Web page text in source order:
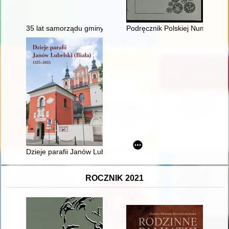
35 lat samorządu gminy Solec-ZdrójPodręcznik Polskiej
Dzieje parafii Janów Lubelski (Biała) 1325-2025
ROCZNIK 2021